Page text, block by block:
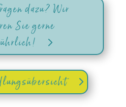
dazu? Wir
Sie gerne